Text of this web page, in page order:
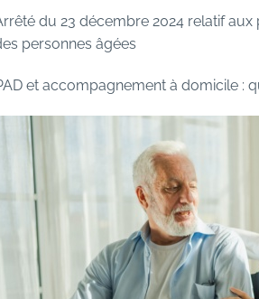
du 23 décembre 2024 relatif
personnes âgées
et accompagnement à domicile :